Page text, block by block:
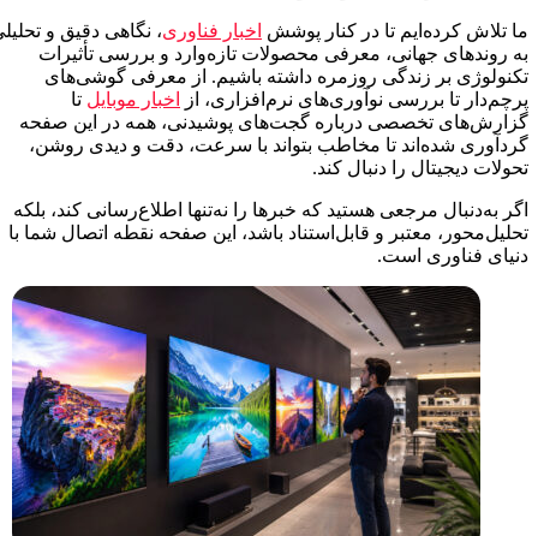
تلاش کرده‌ایم تا در کنار پوششاخبار فناوری ، نگاهی دقیق و تحلیلی
روندهای جهانی، معرفی محصولات تازه‌وارد و بررسی تأثیرات
بر زندگی روزمره داشته باشیم. از معرفی گوشی‌های
تا بررسی نوآوری‌های نرم‌افزاری، از اخبار موبایلتا
تخصصی درباره گجت‌های پوشیدنی، همه در این صفحه
شده‌اند تا مخاطب بتواند با سرعت، دقت و دیدی روشن،
دیجیتال را دنبال کند.
به‌دنبال مرجعی هستید که خبرها را نه‌تنها اطلاع‌رسانی کند، بلکه
معتبر و قابل‌استناد باشد، این صفحه نقطه اتصال شما با
فناوری است.